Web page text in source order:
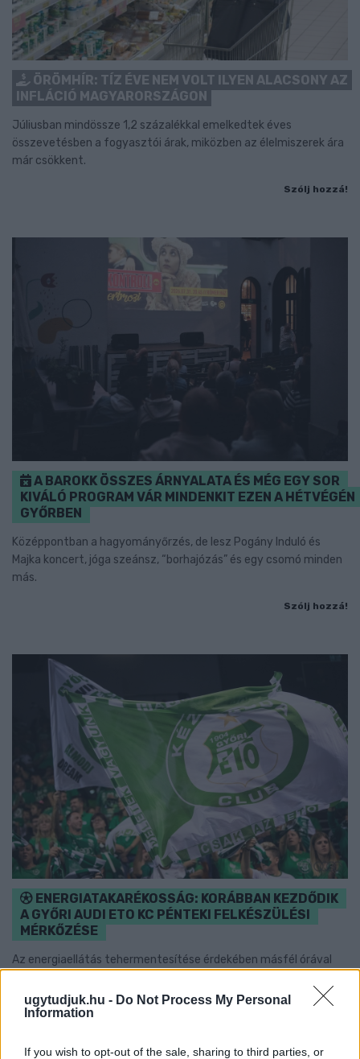
ugytudjuk.hu - Do Not Process My Personal
Information
If you wish to opt-out of the sale, sharing to third parties, or
ÖRÖMHÍR: TÍZ ÉVE NEM VOLT ILYEN ALACSONY AZ
INFLÁCIÓ MAGYARORSZÁGON
Júliusban mindössze 1,2 százalékkal emelkedtek éves
összevetésben a fogyasztói árak, miközben az élelmiszerek ára
már csökkent.
Szólj hozzá!
A BAROKK ÖSSZES ÁRNYALATA ÉS MÉG EGY SOR
KIVÁLÓ PROGRAM VÁR MINDENKIT EZEN A HÉTVÉGÉN
GYŐRBEN
Középpontban a hagyományőrzés, de lesz Pogány Induló és
Majka koncert, jóga szeánsz, “borhajózás” és egy csomó minden
más.
Szólj hozzá!
ENERGIATAKARÉKOSSÁG: KORÁBBAN KEZDŐDIK
A GYŐRI AUDI ETO KC PÉNTEKI FELKÉSZÜLÉSI
MÉRKŐZÉSE
Az energiaellátás tehermentesítése érdekében másfél órával
kezdését.